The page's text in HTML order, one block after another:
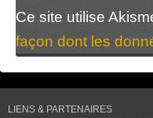
Ce site utilise
façon dont les
LIENS & PARTENAIRES